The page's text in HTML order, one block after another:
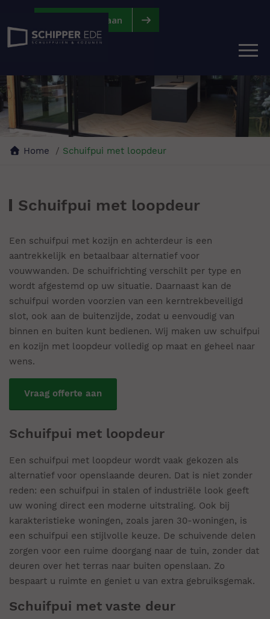
Vraag offerte aan
Home Schuifpui met loopdeur
Schuifpui met loopdeur
Een schuifpui met kozijn en achterdeur is een
aantrekkelijk en betaalbaar alternatief voor
vouwwanden. De schuifrichting verschilt per type en
wordt afgestemd op uw situatie. Daarnaast kan de
schuifpui worden voorzien van een kerntrekbeveiligd
slot, ook aan de buitenzijde, zodat u eenvoudig van
binnen en buiten kunt bedienen. Wij maken uw schuifpui
en kozijn met loopdeur volledig op maat en geheel naar
wens.
Vraag offerte aan
Schuifpui met loopdeur
Een schuifpui met loopdeur wordt vaak gekozen als
alternatief voor openslaande deuren. Dat is niet zonder
reden: een schuifpui in stalen of industriële look geeft
uw woning direct een moderne uitstraling. Ook bij
karakteristieke woningen, zoals jaren 30-woningen, is
een schuifpui een stijlvolle keuze. De schuivende delen
zorgen voor een ruime doorgang naar de tuin, zonder dat
deuren over het terras naar buiten openslaan. Zo
bespaart u ruimte en geniet u van extra gebruiksgemak.
Schuifpui met vaste deur